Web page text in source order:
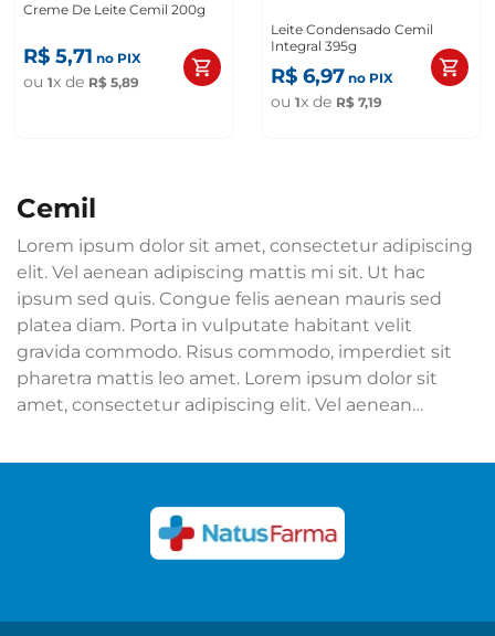
Creme De Leite Cemil 200g
R$ 5,71 no PIX
ou 1x de R$ 5,89
Leite Condensado Cemil
Integral 395g
R$ 6,97 no PIX
ou 1x de R$ 7,19
cemil
Lorem ipsum dolor sit amet, consectetur adipiscing
elit. Vel aenean adipiscing mattis mi sit. Ut hac
ipsum sed quis. Congue felis aenean mauris sed
platea diam. Porta in vulputate habitant velit
gravida commodo. Risus commodo, imperdiet sit
pharetra mattis leo amet. Lorem ipsum dolor sit
amet, consectetur adipiscing elit. Vel aenean
Congue felis aenean mauris sed platea diam. Porta
commodo, imperdiet sit pharetra mattis leo amet.